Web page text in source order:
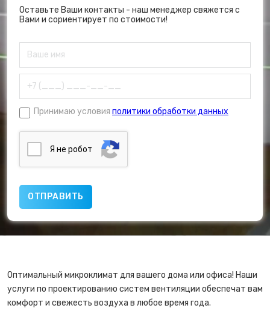
Оставьте Ваши контакты - наш менеджер свяжется с
Вами и сориентирует по стоимости!
Принимаю условия политики обработки данных
Я нe poбoт
Оптимальный микроклимат для вашего дома или офиса! Наши
услуги по проектированию систем вентиляции обеспечат вам
комфорт и свежесть воздуха в любое время года.